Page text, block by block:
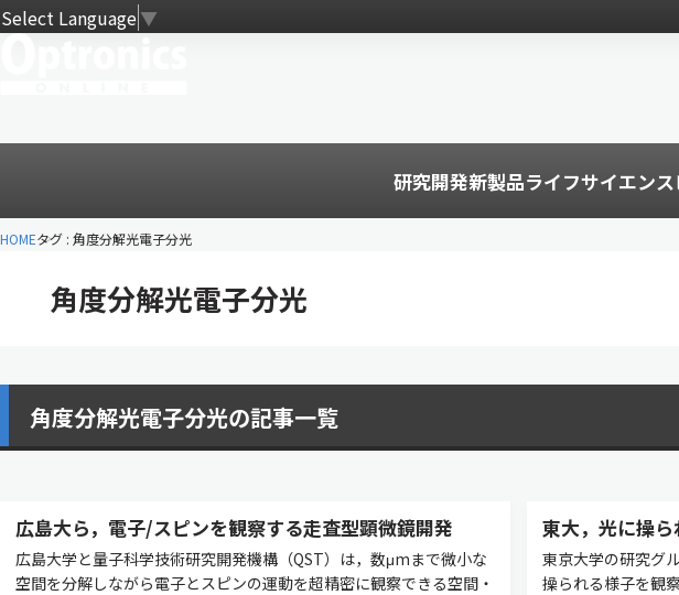
Select Language▼
研究開発新製品ライフサイエンス
HOMEタグ : 角度分解光電子分光
角度分解光電子分光
角度分解光電子分光の記事一覧
広島大ら，電子/スピンを観察する走査型顕微鏡開発
広島大学と量子科学技術研究開発機構（QST）は，数μmまで微小な
空間を分解しながら電子とスピンの運動を超精密に観察できる空間・
東大，光に操
東京大学の研究グ
操られる様子を観